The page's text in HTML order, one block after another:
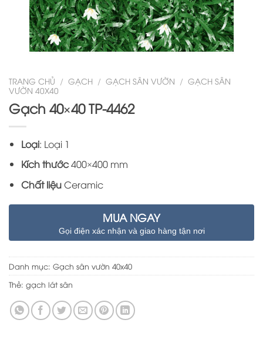
TRANG CHỦ / GẠCH / GẠCH SÂN VƯỜN / GẠCH SÂN
VƯỜN 40X40
Gạch 40×40 TP-4462
Loại: Loại 1
Kích thước400×400 mm
Chất liệuCeramic
MUA NGAY
Gọi điện xác nhận và giao hàng tận nơi
Danh mục: Gạch sân vườn 40x40
Thẻ: gạch lát sân